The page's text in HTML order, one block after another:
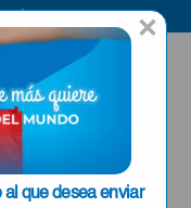
×
que desea enviar
A LA